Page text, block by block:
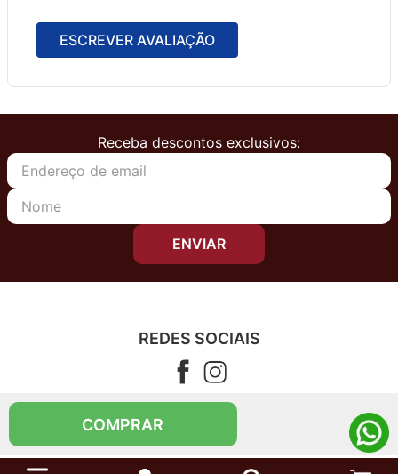
COMPRAR
ESCREVER AVALIAÇÃO
Receba descontos exclusivos:
ENVIAR
REDES SOCIAIS
CONTATO
Telefone (11) 4083-5555
Segunda à sexta das 08h00 às 17h00